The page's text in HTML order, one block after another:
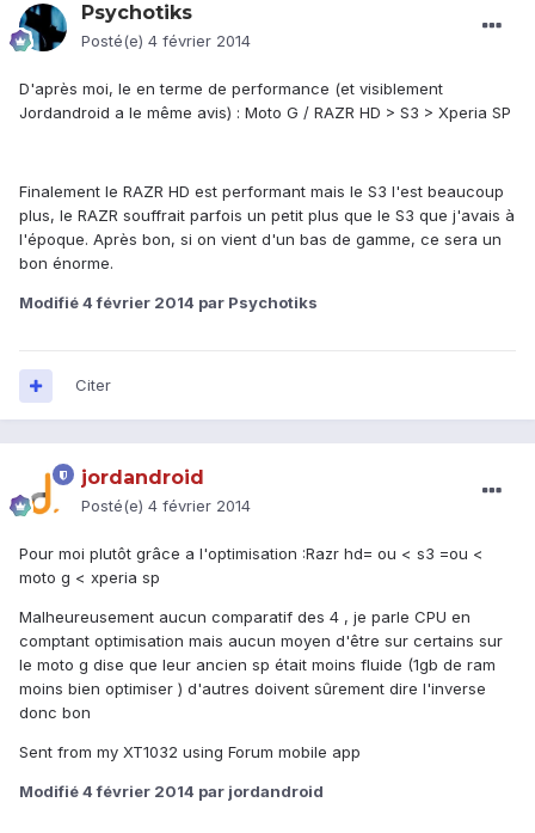
Psychotiks
Posté(e) 4 février 2014
D'après moi, le en terme de performance (et visiblement
Jordandroid a le même avis) : Moto G / RAZR HD > S3 > Xperia SP
Finalement le RAZR HD est performant mais le S3 l'est beaucoup
plus, le RAZR souffrait parfois un petit plus que le S3 que j'avais à
l'époque. Après bon, si on vient d'un bas de gamme, ce sera un
bon énorme.
Modifié4 février 2014 par Psychotiks
Citer
jordandroid
Posté(e) 4 février 2014
Pour moi plutôt grâce a l'optimisation :Razr hd= ou < s3 =ou <
moto g < xperia sp
Malheureusement aucun comparatif des 4 , je parle CPU en
comptant optimisation mais aucun moyen d'être sur certains sur
le moto g dise que leur ancien sp était moins fluide (1gb de ram
moins bien optimiser ) d'autres doivent sûrement dire l'inverse
donc bon
Sent from my XT1032 using Forum mobile app
Modifié4 février 2014 par jordandroid